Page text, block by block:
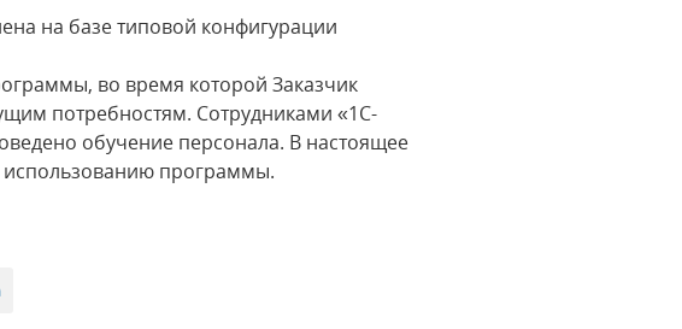
на базе типовой конфигурации
во время которой Заказчик
потребностям. Сотрудниками «1С-
обучение персонала. В настоящее
использованию программы.